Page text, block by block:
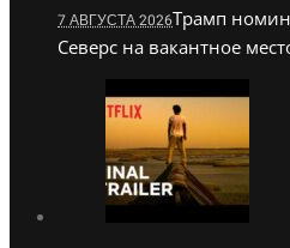
7 АВГУСТА 2026Трамп
Северс на вакантное